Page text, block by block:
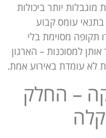
יותר ביכולות
עומס קבוע
תקופה מסוימת בלי
למסוכנות – הארגון
לא עומדת באירוע אמת.
– החלק